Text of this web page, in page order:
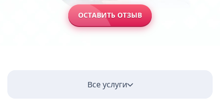
ОСТАВИТЬ ОТЗЫВ
Все услуги